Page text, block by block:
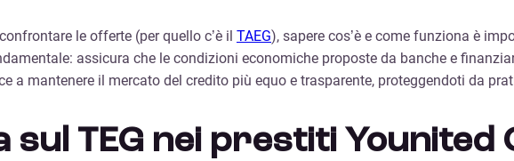
le offerte (per quello c’è il TAEG), sapere cos’è e come funziona è
assicura che le condizioni economiche proposte da banche e
a mantenere il mercato del credito più equo e trasparente, proteggendoti da
sul TEG nei prestiti Younited